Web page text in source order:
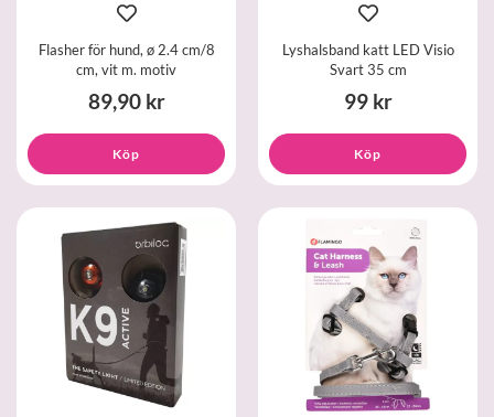
Flasher för hund, ø 2.4 cm/8
cm, vit m. motiv
89,90 kr
Köp
Lyshalsband katt LED Visio
Svart 35 cm
99 kr
Köp